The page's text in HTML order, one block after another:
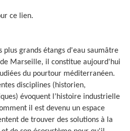
ce lien.
plus grands étangs d'eau saumâtre
Marseille, il constitue aujourd'hui
du pourtour méditerranéen.
disciplines (historien,
évoquent l’histoire industrielle
il est devenu un espace
de trouver des solutions à la